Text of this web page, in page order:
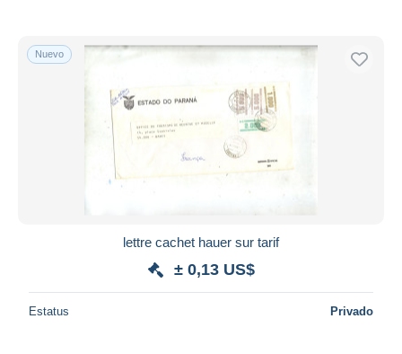
Nuevo
lettre cachet hauer sur tarif
± 0,13 US$
Estatus Privado